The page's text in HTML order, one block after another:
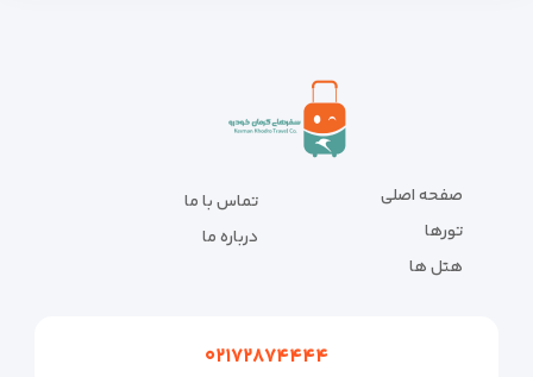
صفحه اصلی
تورها
هتل ها
تماس با ما
درباره ما
۰۲۱۷۲۸۷۴۴۴۴